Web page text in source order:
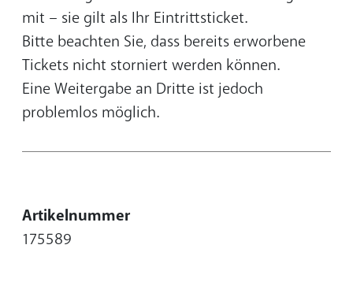
mit – sie gilt als Ihr Eintrittsticket.
Bitte beachten Sie, dass bereits erworbene
Tickets nicht storniert werden können.
Eine Weitergabe an Dritte ist jedoch
problemlos möglich.
Artikelnummer
175589